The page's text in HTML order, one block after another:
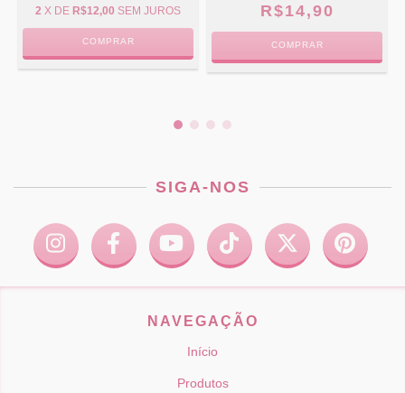
2 X DE R$12,00 SEM JUROS
COMPRAR
R$14,90
COMPRAR
SIGA-NOS
NAVEGAÇÃO
Início
Produtos